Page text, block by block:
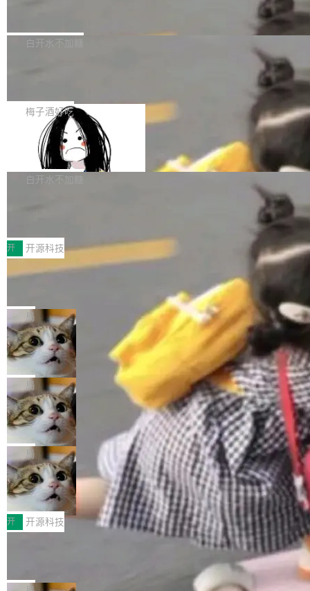
获配9...
题，该问题可能导致在旧版 Linux 内核...
P）！这一里程碑不仅标志着 Fluss 迈入新的发
长期停止内容更新，未能实现其作为“AI版维基百
提交的编辑请求也长期处于待处理状态。 Groki
pedia 于去年底上线，定位为由人工智能生成内
容的百科平台，被马斯克视为传统众包百科网站
维基百科的替代方案。Lawfare 调查发现，无论
热门页面还是低关注度页面，均未出现近期更
白开水不加糖
是这样的：配 MessageSource 的 Bean、写 R
eloadableResourceBundleMessageSource、
声明 LocaleResolver、注册 LocaleChangeInt
erceptor…五六步之后才能看到第一行翻译文
本。 Solon 换了个方式。整个 i18n 模块围绕三
梅子酒好吃
Apache Doris 4.1 全面增强 Iceberg：
支持 UPDATE、MERGE INTO 与 Iceb
erg V3
Apache Doris 4.1 要补齐的，正是缺失的那一
半。在已有查询能力的基础上，Doris 进一步支
常维护操作，并完整支持 Iceberg V3 格式。
白开水不加糖
村国家自主创新示范区会议中心开幕。本届大会
由中关村智联软件服务业质量创新联盟主办，以
“智构可信·质创未来——AI原生时代的质量新范
式”为主题，直面AI从实验室走向规模化产业落地
的核心质量命题。会上，《2026智能研发生产力
工具选型手册》发布，Testin云测的Testin XAge
nt智能测试系统入选AI测试领域代表产品。对CI
O而言，这提示了一个转变：AI测试正在从效率
工具升级为企业的质量基础设施。 CIO面对的新
现实 过去两年，CIO们的焦虑清单上多了两项：
一是如何让大模型和智能体应用安全地从PoC走
向生产，二是如何让测试团队跟得上AI应用...
开 开源科技
让非法状态不可表示：一篇关于 ADT
有一种东西，一旦用过就回不去了。Alex Fedos
eev 管它叫"软件设计的基石"。 他说的东西不新
鲜——代数数据类型（ADT），尤其是和类型
（sum type）。但他说清楚了一件事：这不是类
型系统的学术体操，是日常编码的思维方式。 文
章从一个简单的例子切入。一个网站的深色主题
设置，如果用布尔值 + 可空字段来表示——bool
ean 表示是否可切换，nullable 的默认模式、浅
色方案、深色方案——会产生大量无意义的组
合。方案缺了、配置冲突了、全 null 了。要知道
哪些组合有效，作者说，你得靠"文档、校验、或
者部落知识"。 换个写法。Rust 的 enum，两个
变体：Switchable...
局
Cloudflare 开源内部企业 AI 平台 Clou
dflare OS
Cloudflare 发布了一个开源项目 Cloudflare O
S。如果你只看官方博客，你会觉得这是又一
个"AI 知识库 + 聊天机器人"——每个大厂都在
做，没什么新鲜的。 但 Kenton Varda 在 Twitte
r 上把事情说清楚了： 今天我们发布了 Cloudfla
re OS，一个带连接器的聊天机器人，跟其他所
有科技公司做的一样。只不过，实际上它不一
样。这是 Sandstorm.io 的重制版，我十年前的
那个创业公司。不同的是，这次它构建在 Cloudf
lare Workers 上——我花了九年时间搭建的平台
——并且深度集成了 AI。这基本上是我十年秘密
局
Deno 团队开源 Celld，可自托管的分
布式 Durable Objects
Ryan Dahl 领导的 Deno 团队推出了最新开源项
目 Celld，一个能在自己机器上运行 Cloudflare
Workers 和 Durable Objects 的守护进程。 设
计思路很直接：每个对象是一个独立的 SQLite
数据库，按名称寻址，复制到你自己的 S3 兼容
存储库里。节点之间只通过这个存储库协调——
没有控制平面，没有共识协议。每个对象自带一
个小型数据库，应用天然按分片构建，单个数据
库的竞争和爆炸半径问题在设计层面就被消除
了。 闲置的 cell 会休眠到几乎不占资源。当 cel
局
鲁大师7月新机性能/流畅/AI榜：vivo夺
性能、流畅双第一，三星Galaxy Z系列
新折叠缺席
2026年7月的手机市场，由于存储等硬件成本暴
增，手机厂商的日子也不好过啊，新机速度明显
放缓，因此硝烟味淡了许多。新机参数规格除开
Fold8 / Z Flip8）外，其余要么是中低端机器，
例如iQOO Z11i、REDMI Note 17、REDMI No
开 开源科技
Zed 编辑器团队发布了新项目——DeltaDB，一
个在 git commit 之间记录每一次编辑操作的版